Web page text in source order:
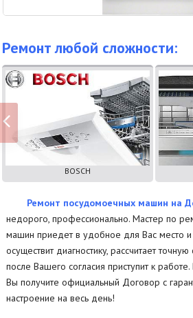
Ремонт любой сложности:
BOSCH
Ремонт посудомоечных машин на
недорого, профессионально. Мастер по
машин приедет в удобное для Вас место и
осуществит диагностику, рассчитает
после Вашего согласия приступит к
Вы получите официальный Договор с
настроение на весь день!